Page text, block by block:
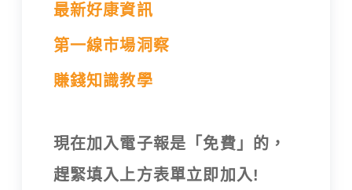
最新好康資訊
第一線市場洞察
賺錢知識教學
現在加入電子報是「免費」的，
趕緊填入上方表單立即加入!